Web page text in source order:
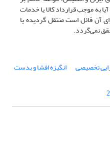
به موجب قرارداد کالا یا خدمات
آن قائل است منتقل گردیده یا
نمی‌گردد.
تخصیصی انگیزه افشا و بدست